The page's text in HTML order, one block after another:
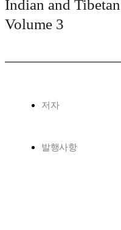
Indian and
Volume 3
저자
발행사항